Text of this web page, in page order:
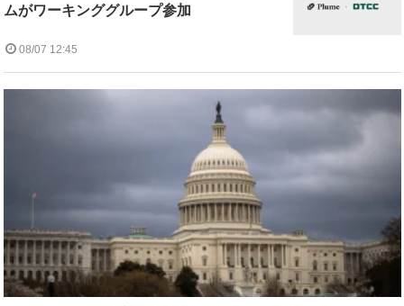
ムがワーキンググループ参加
08/07 12:45